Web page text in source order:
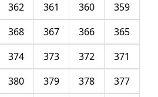
359
360
361
362
365
366
367
368
371
372
373
374
377
378
379
380